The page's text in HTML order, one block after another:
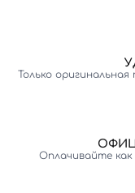
Только
Оплачивайте